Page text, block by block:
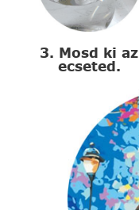
3. Mosd ki az
ecseted.